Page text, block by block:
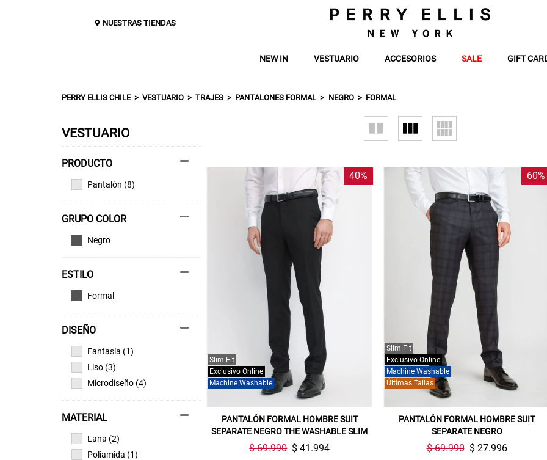
NUESTRAS TIENDAS
NEW IN VESTUARIO ACCESORIOS SALE GIFT
PERRY ELLIS CHILE VESTUARIO TRAJES PANTALONES FORMAL NEGRO FORMAL
VESTUARIO
Pantalón (8)
GRUPO COLOR
Negro
ESTILO
Formal
DISEÑO
Fantasía (1)
Liso (3)
Microdiseño (4)
MATERIAL
Lana (2)
Poliamida (1)
40%
Machine Washable
Exclusivo Online
Slim Fit
PANTALÓN FORMAL HOMBRE SUIT
SEPARATE NEGRO THE WASHABLE SLIM
$ 69.990 $ 41.994
60%
Últimas Tallas
Machine Washable
Exclusivo Online
Slim Fit
PANTALÓN FORMAL HOMBRE SUIT
SEPARATE NEGRO
$ 69.990 $ 27.996